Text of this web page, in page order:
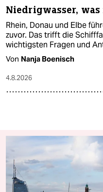
Niedrigwasser,
Rhein, Donau und Elbe
zuvor. Das trifft die
wichtigsten Fragen und
Von Nanja Boenisch
4.8.2026